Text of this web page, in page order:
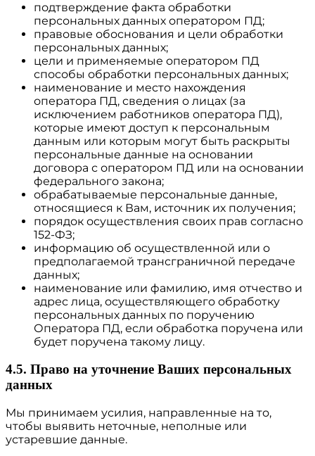
подтверждение факта обработки
персональных данных оператором ПД;
правовые обоснования и цели обработки
персональных данных;
цели и применяемые оператором ПД
способы обработки персональных данных;
наименование и место нахождения
оператора ПД, сведения о лицах (за
исключением работников оператора ПД),
которые имеют доступ к персональным
данным или которым могут быть раскрыты
персональные данные на основании
договора с оператором ПД или на основании
федерального закона;
обрабатываемые персональные данные,
относящиеся к Вам, источник их получения;
порядок осуществления своих прав согласно
152-ФЗ;
информацию об осуществленной или о
предполагаемой трансграничной передаче
данных;
наименование или фамилию, имя отчество и
адрес лица, осуществляющего обработку
персональных данных по поручению
Оператора ПД, если обработка поручена или
будет поручена такому лицу.
4.5. Право на уточнение Ваших персональных
данных
Мы принимаем усилия, направленные на то,
чтобы выявить неточные, неполные или
устаревшие данные.